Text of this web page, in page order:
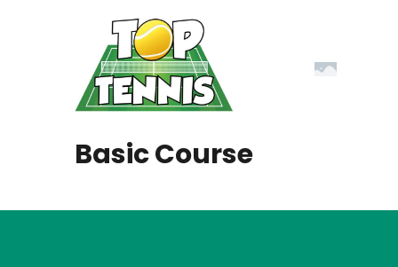
Basic Course